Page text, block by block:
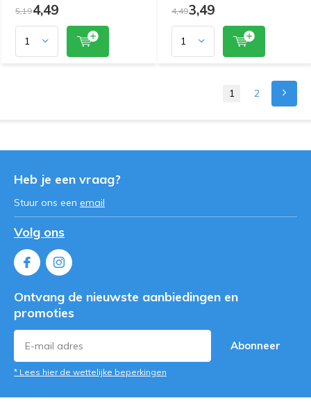
5,194,49 4,493,49
1 2
Heb je een vraag?
Stuur ons een email
Volg ons
Ontvang de nieuwste aanbiedingen en
promoties
Abonneer
* Lees hier de wettelijke beperkingen